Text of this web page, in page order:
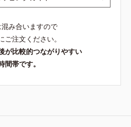
混み合いますので
ご注文ください。
が比較的つながりやすい
間帯です。